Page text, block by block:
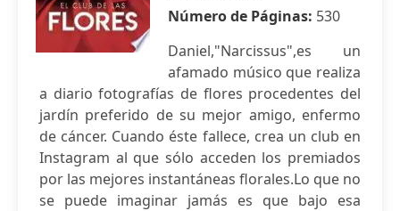
Número de Páginas: 530
Daniel,"Narcissus",es un
afamado músico que realiza
a diario fotografías de flores procedentes del
jardín preferido de su mejor amigo, enfermo
de cáncer. Cuando éste fallece, crea un club en
Instagram al que sólo acceden los premiados
por las mejores instantáneas florales.Lo que no
se puede imaginar jamás es que bajo esa